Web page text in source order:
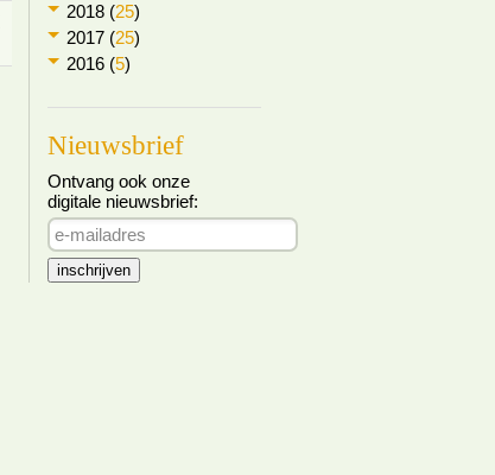
2018 (25)
2017 (25)
2016 (5)
Nieuwsbrief
Ontvang ook onze
digitale nieuwsbrief: